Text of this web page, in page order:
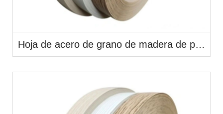
Hoja de acero de grano de madera de película de PVC